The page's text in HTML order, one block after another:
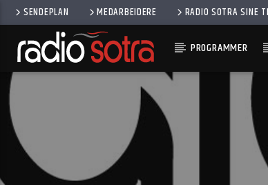
SENDEPLAN MEDARBEIDERE RADIO SOTRA SINE
PROGRAMMER
CURRENT TRACK
LOVE AND HAPPYNESS
MARK KNOPFLER & EMMYLOU HARRIS